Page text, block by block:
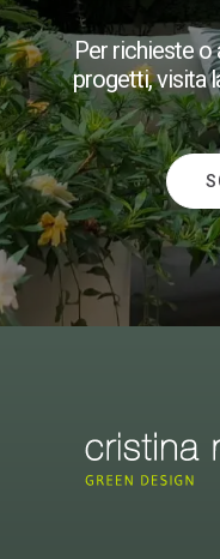
​Per richieste
progetti, visita